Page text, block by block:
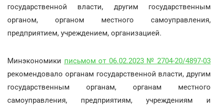
государственной власти, другим государственным
органом, органом местного самоуправления,
предприятием, учреждением, организацией.
Минэкономики письмом от 06.02.2023 № 2704-20/4897-03
рекомендовало органам государственной власти, другим
государственным органам, органам местного
самоуправления, предприятиям, учреждениям и